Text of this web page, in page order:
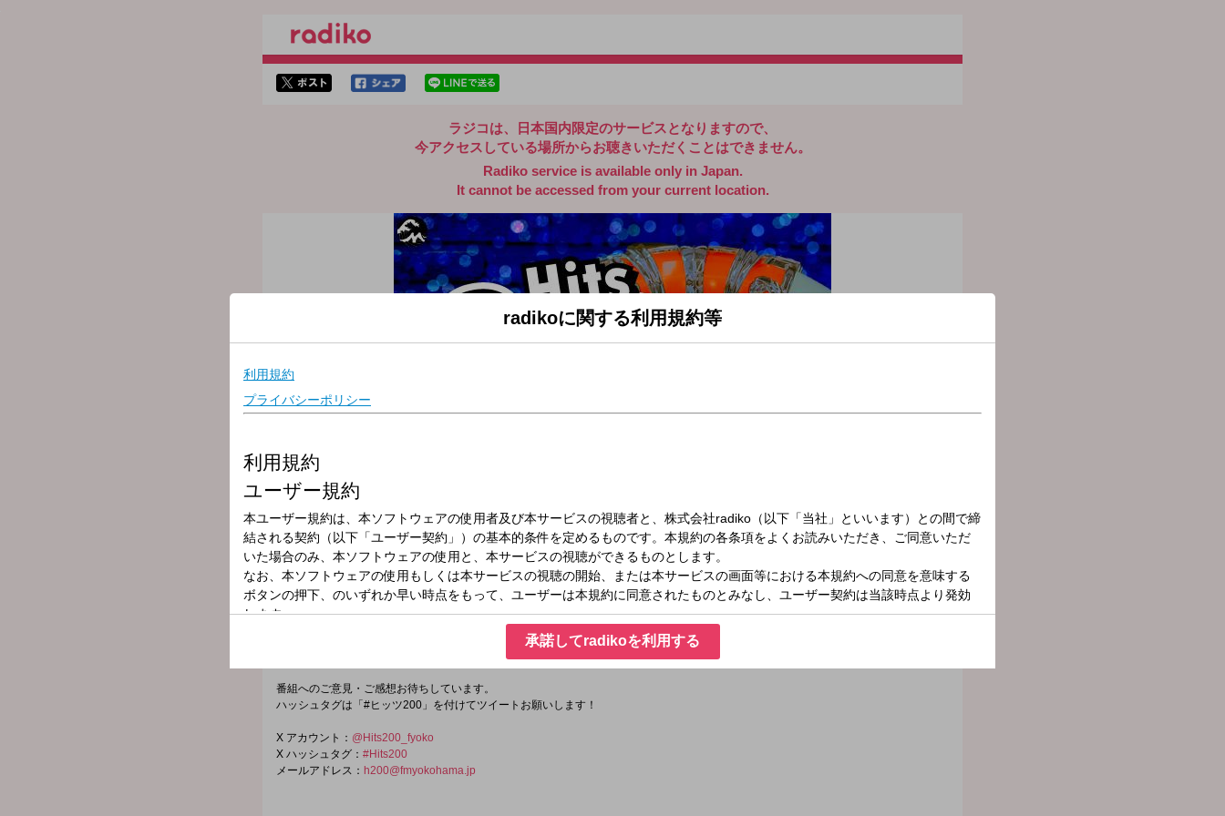
ラジコは、日本国内限定のサービスとなりますので、
今アクセスしている場所からお聴きいただくことはできません。
Radiko service is available only in Japan.
It cannot be accessed from your current location.
放送局
放送時間
2026年5月5日（火）05:00～05:45
番組名
Hits 200
様々なテーマ・コンセプトで、ヒット曲を4日間に渡ってオンエア。
番組へのご意見・ご感想お待ちしています。
ハッシュタグは「#ヒッツ200」を付けてツイートお願いします！
X アカウント： @Hits200_fyoko
X ハッシュタグ： #Hits200
メールアドレス： h200@fmyokohama.jp
radikoに関する利用規約等
承諾してradikoを利用する